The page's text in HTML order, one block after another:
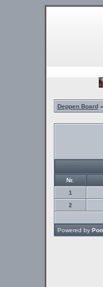
Deppen Board»
Nr.
1
2
Powered by